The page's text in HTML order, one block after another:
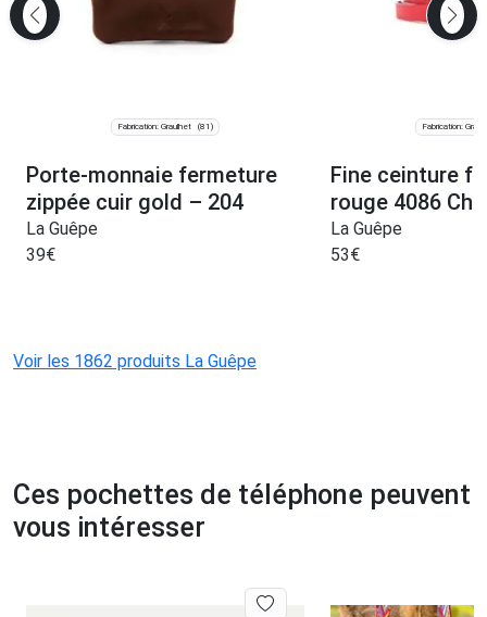
Fabrication: Graulhet (81)
Porte-monnaie fermeture
zippée cuir gold – 204
La Guêpe
39€
Fabrication:
Fine ceinture
rouge 4086
La Guêpe
53€
Voir les 1862 produits La Guêpe
Ces pochettes de téléphone peuvent
vous intéresser